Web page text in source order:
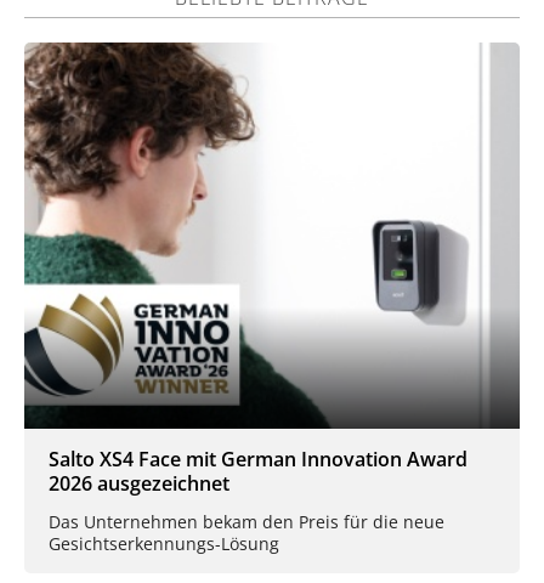
Salto XS4 Face mit German Innovation Award
2026 ausgezeichnet
Das Unternehmen bekam den Preis für die neue
Gesichtserkennungs-Lösung